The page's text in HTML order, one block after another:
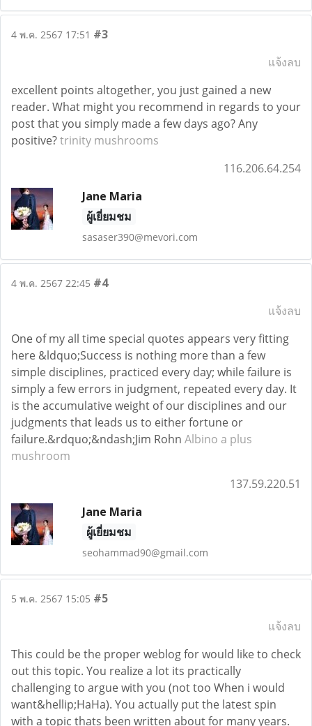
4 พ.ค. 2567 17:51 #3
แจ้งลบ
excellent points altogether, you just gained a new
reader. What might you recommend in regards to your
post that you simply made a few days ago? Any
positive?trinity mushrooms
116.206.64.254
Jane Maria
ผู้เยี่ยมชม
sasaser390@mevori.com
4 พ.ค. 2567 22:45 #4
แจ้งลบ
One of my all time special quotes appears very fitting
here &ldquo;Success is nothing more than a few
simple disciplines, practiced every day; while failure is
simply a few errors in judgment, repeated every day. It
is the accumulative weight of our disciplines and our
judgments that leads us to either fortune or
failure.&rdquo;&ndash;Jim Rohn Albino a plus
mushroom
137.59.220.51
Jane Maria
ผู้เยี่ยมชม
seohammad90@gmail.com
5 พ.ค. 2567 15:05 #5
แจ้งลบ
This could be the proper weblog for would like to check
out this topic. You realize a lot its practically
challenging to argue with you (not too When i would
want&hellip;HaHa). You actually put the latest spin
with a topic thats been written about for many years.